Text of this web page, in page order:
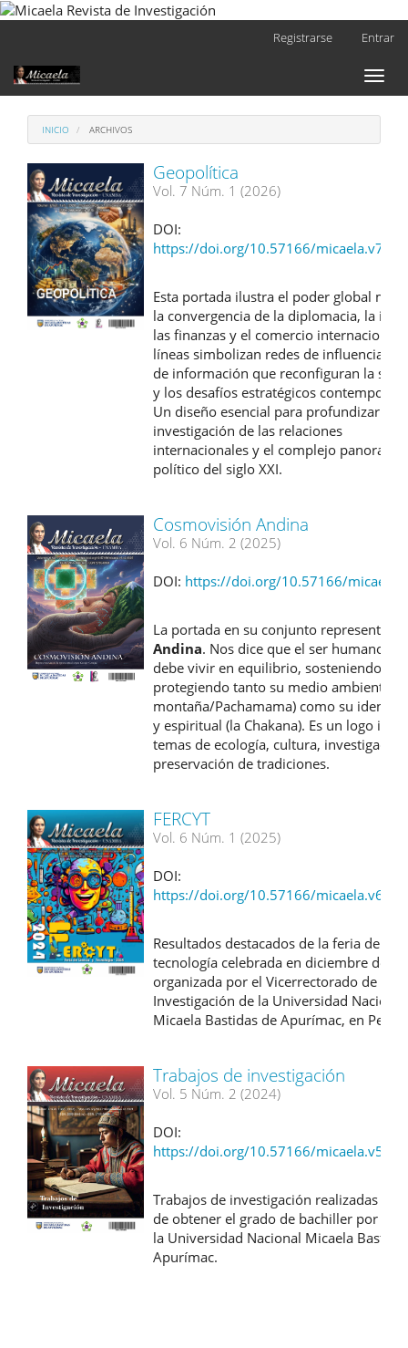
Contenido
principal
lateral
Registrarse Entrar
Toggle
INICIO ARCHIVOS
Geopolítica
Vol. 7 Núm. 1 (2026)
DOI:
https://doi.org/10.57166/
Esta portada ilustra el poder global
la convergencia de la diplomacia, la
las finanzas y el comercio internacional.
líneas simbolizan redes de influencia y
de información que reconfiguran la
y los desafíos estratégicos
Un diseño esencial para profundizar en
investigación de las relaciones
internacionales y el complejo panorama
político del siglo XXI.
Cosmovisión Andina
Vol. 6 Núm. 2 (2025)
DOI: https://doi.org/10.57166/
La portada en su conjunto representa la
Andina. Nos dice que el ser humano (la
debe vivir en equilibrio, sosteniendo y
protegiendo tanto su medio ambiente
montaña/Pachamama) como su
y espiritual (la Chakana). Es un logo
temas de ecología, cultura,
preservación de tradiciones.
FERCYT
Vol. 6 Núm. 1 (2025)
DOI:
https://doi.org/10.57166/
Resultados destacados de la feria de
tecnología celebrada en diciembre de
organizada por el Vicerrectorado de
Investigación de la Universidad Nacional
Micaela Bastidas de Apurímac, en Perú.
Trabajos de investigación
Vol. 5 Núm. 2 (2024)
DOI:
https://doi.org/10.57166/
Trabajos de investigación realizadas
de obtener el grado de bachiller por
la Universidad Nacional Micaela
Apurímac.